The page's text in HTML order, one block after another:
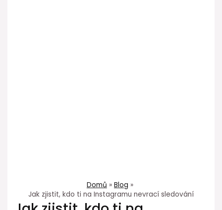
Domů
Blog
Jak zjistit, kdo ti na Instagramu nevrací sledování